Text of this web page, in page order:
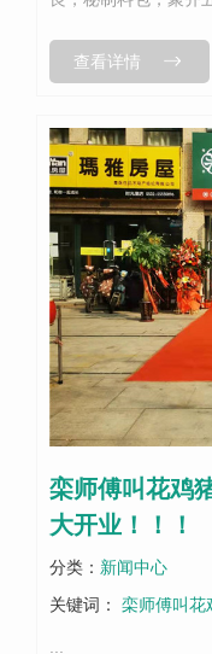
蕾先驱，用经典的食
查看详情
栾师傅叫花鸡
大开业！！！
分类： 新闻中心
关键词：
栾师傅叫花